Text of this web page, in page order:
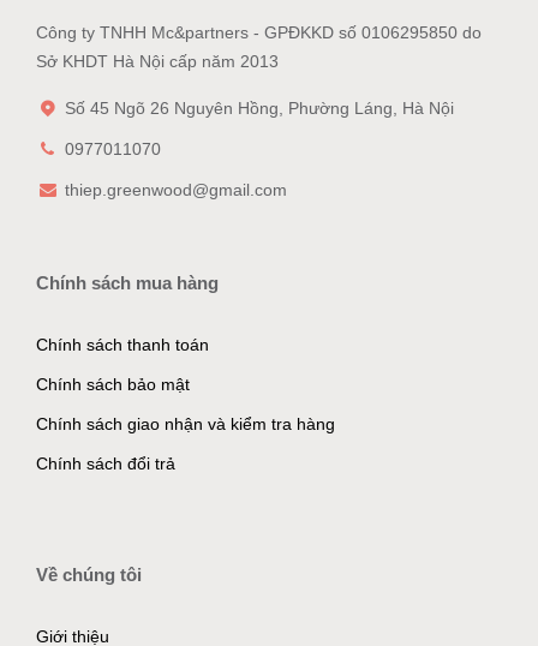
Công ty TNHH Mc&partners - GPĐKKD số 0106295850 do
Sở KHDT Hà Nội cấp năm 2013
Số 45 Ngõ 26 Nguyên Hồng, Phường Láng, Hà Nội
0977011070
thiep.greenwood@gmail.com
Chính sách mua hàng
Chính sách thanh toán
Chính sách bảo mật
Chính sách giao nhận và kiểm tra hàng
Chính sách đổi trả
Về chúng tôi
Giới thiệu